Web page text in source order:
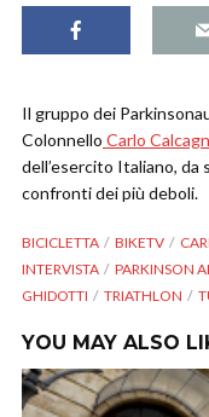
Il gruppo dei
Colonnello Carlo
dell’esercito Italiano, da
confronti dei più deboli.
BICICLETTA BIKETV
INTERVISTA
PARKINSON
GHIDOTTI
TRIATHLON
YOU MAY ALSO